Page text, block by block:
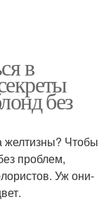
в
без
желтизны? Чтобы
проблем,
Уж они-